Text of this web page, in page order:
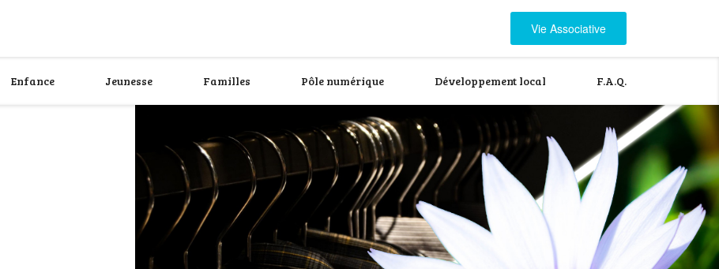
Vie Associative
Enfance Jeunesse Familles Pôle numérique Développement local F.A.Q.